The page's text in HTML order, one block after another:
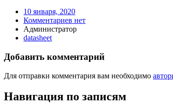
10 января, 2020
Комментариев нет
Администратор
datasheet
Добавить комментарий
Для отправки комментария вам необходимо
Навигация по записям